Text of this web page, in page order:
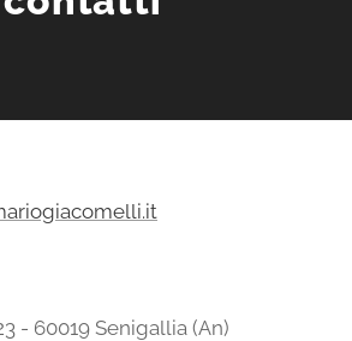
- 60019 Senigallia (An)